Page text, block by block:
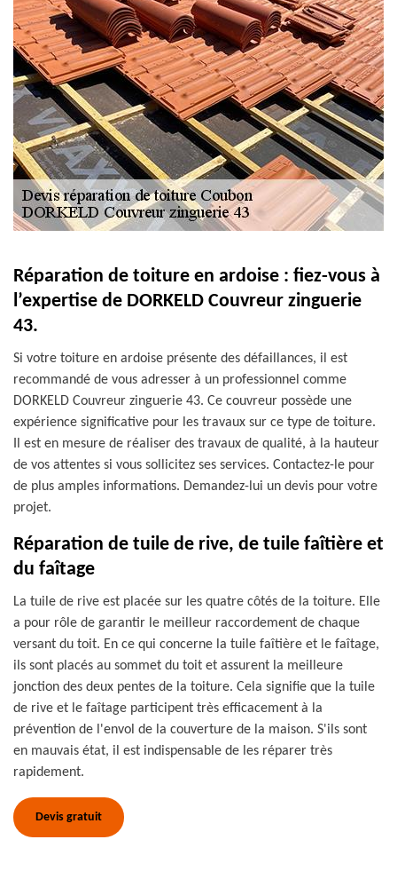
Réparation de toiture en ardoise : fiez-vous à
l’expertise de DORKELD Couvreur zinguerie
43.
Si votre toiture en ardoise présente des défaillances, il est
recommandé de vous adresser à un professionnel comme
DORKELD Couvreur zinguerie 43. Ce couvreur possède une
expérience significative pour les travaux sur ce type de toiture.
Il est en mesure de réaliser des travaux de qualité, à la hauteur
de vos attentes si vous sollicitez ses services. Contactez-le pour
de plus amples informations. Demandez-lui un devis pour votre
projet.
Réparation de tuile de rive, de tuile faîtière et
du faîtage
La tuile de rive est placée sur les quatre côtés de la toiture. Elle
a pour rôle de garantir le meilleur raccordement de chaque
versant du toit. En ce qui concerne la tuile faîtière et le faîtage,
ils sont placés au sommet du toit et assurent la meilleure
jonction des deux pentes de la toiture. Cela signifie que la tuile
de rive et le faîtage participent très efficacement à la
prévention de l'envol de la couverture de la maison. S'ils sont
en mauvais état, il est indispensable de les réparer très
rapidement.
Devis gratuit